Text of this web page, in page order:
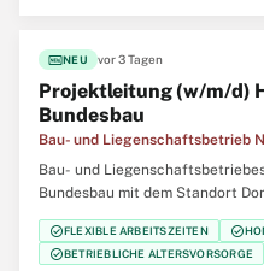
fiber_newNEU vor 3 Tagen
Projektleitung (w/m/d)
Bundesbau
Bau- und Liegenschaftsbetrieb
Bau- und
Bundesbau mit dem Standort
Liegenschaftsbetriebes des
NRW) sucht zum
(w/m/d) Hochbau im Bundesbau
check_circleFLEXIBLE ARBEITSZEITEN check_circle
check_circleBETRIEBLICHE ALTERSVORSORGE